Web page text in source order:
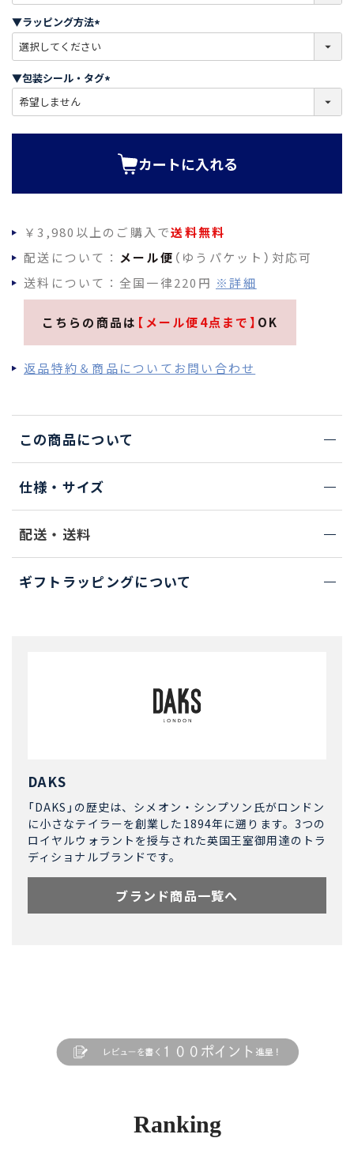
)
▼ラッピング方法
必
須
)
▼包装シール・タグ
必
カートに入れる
￥3,980以上のご購入で送料無料
配送について： メール便 （ゆうパケット）対応可
送料について：全国一律220円 ※詳細
こちらの商品は 【メール便4点まで】 OK
返品特約＆商品についてお問い合わせ
この商品について
仕様・サイズ
配送・送料
ギフトラッピングについて
DAKS
「DAKS」の歴史は、シメオン・シンプソン氏がロンドン
に小さなテイラーを創業した1894年に遡ります。3つの
ロイヤルウォラントを授与された英国王室御用達のトラ
ディショナルブランドです。
ブランド商品一覧へ
Ranking